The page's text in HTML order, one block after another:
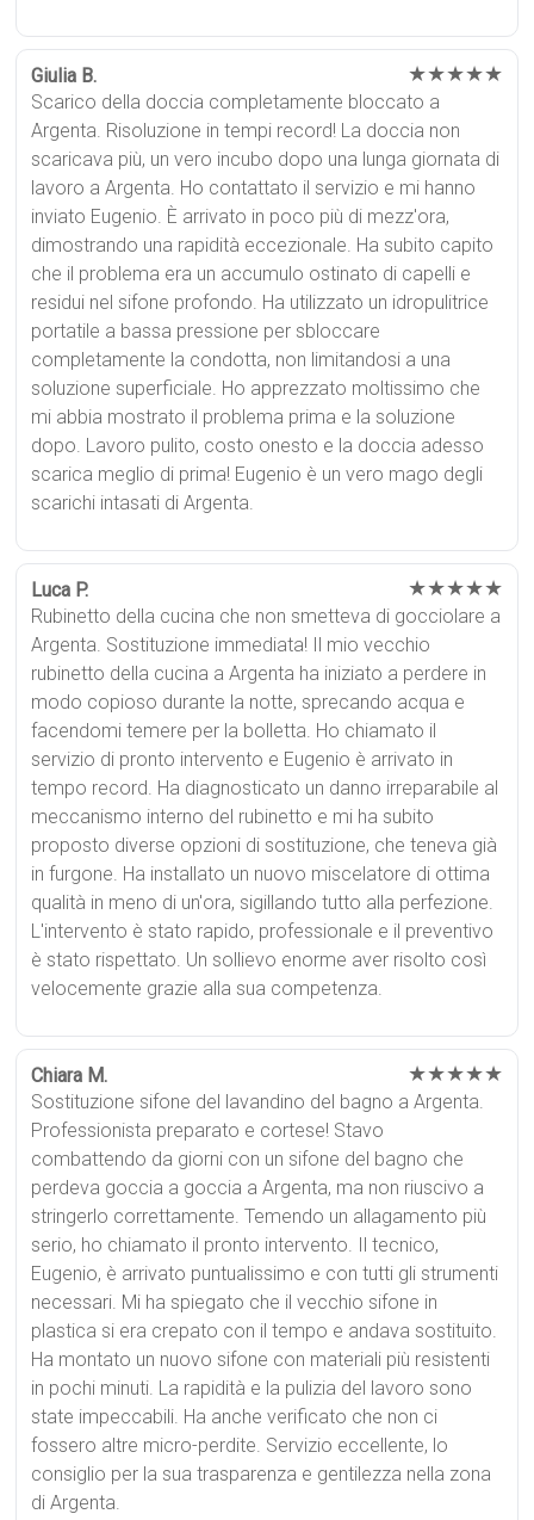
Giulia B. ★★★★★
Scarico della doccia completamente bloccato a
Argenta. Risoluzione in tempi record! La doccia non
scaricava più, un vero incubo dopo una lunga giornata di
lavoro a Argenta. Ho contattato il servizio e mi hanno
inviato Eugenio. È arrivato in poco più di mezz'ora,
dimostrando una rapidità eccezionale. Ha subito capito
che il problema era un accumulo ostinato di capelli e
residui nel sifone profondo. Ha utilizzato un idropulitrice
portatile a bassa pressione per sbloccare
completamente la condotta, non limitandosi a una
soluzione superficiale. Ho apprezzato moltissimo che
mi abbia mostrato il problema prima e la soluzione
dopo. Lavoro pulito, costo onesto e la doccia adesso
scarica meglio di prima! Eugenio è un vero mago degli
scarichi intasati di Argenta.
Luca P. ★★★★★
Rubinetto della cucina che non smetteva di gocciolare a
Argenta. Sostituzione immediata! Il mio vecchio
rubinetto della cucina a Argenta ha iniziato a perdere in
modo copioso durante la notte, sprecando acqua e
facendomi temere per la bolletta. Ho chiamato il
servizio di pronto intervento e Eugenio è arrivato in
tempo record. Ha diagnosticato un danno irreparabile al
meccanismo interno del rubinetto e mi ha subito
proposto diverse opzioni di sostituzione, che teneva già
in furgone. Ha installato un nuovo miscelatore di ottima
qualità in meno di un'ora, sigillando tutto alla perfezione.
L'intervento è stato rapido, professionale e il preventivo
è stato rispettato. Un sollievo enorme aver risolto così
velocemente grazie alla sua competenza.
Chiara M. ★★★★★
Sostituzione sifone del lavandino del bagno a Argenta.
Professionista preparato e cortese! Stavo
combattendo da giorni con un sifone del bagno che
perdeva goccia a goccia a Argenta, ma non riuscivo a
stringerlo correttamente. Temendo un allagamento più
serio, ho chiamato il pronto intervento. Il tecnico,
Eugenio, è arrivato puntualissimo e con tutti gli strumenti
necessari. Mi ha spiegato che il vecchio sifone in
plastica si era crepato con il tempo e andava sostituito.
Ha montato un nuovo sifone con materiali più resistenti
in pochi minuti. La rapidità e la pulizia del lavoro sono
state impeccabili. Ha anche verificato che non ci
fossero altre micro-perdite. Servizio eccellente, lo
consiglio per la sua trasparenza e gentilezza nella zona
di Argenta.